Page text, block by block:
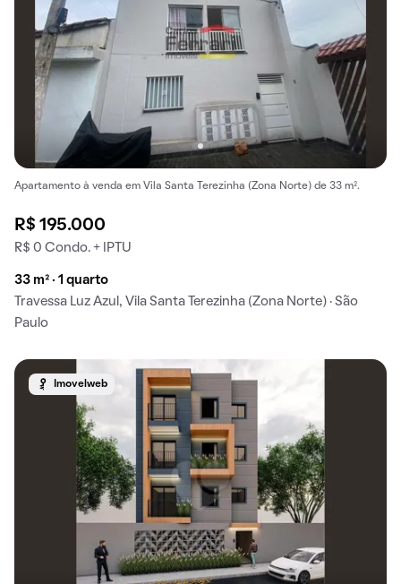
Apartamento à venda em Vila Santa Terezinha (Zona Norte) de 33 m².
R$ 195.000
R$ 0 Condo. + IPTU
33 m² · 1 quarto
Travessa Luz Azul, Vila Santa Terezinha (Zona Norte) · São
Paulo
Imovelweb